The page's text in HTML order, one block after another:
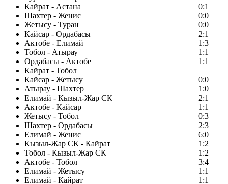
Кайрат - Астана
0:1
Шахтер - Женис
0:0
Жетысу - Туран
0:0
Кайсар - Ордабасы
2:1
Актобе - Елимай
1:3
Тобол - Атырау
1:1
Ордабасы - Актобе
1:1
Кайрат - Тобол
Кайсар - Жетысу
0:0
Атырау - Шахтер
1:0
Елимай - Кызыл-Жар СК
2:1
Актобе - Кайсар
1:1
Жетысу - Тобол
0:3
Шахтер - Ордабасы
2:3
Елимай - Женис
6:0
Кызыл-Жар СК - Кайрат
1:2
Тобол - Кызыл-Жар СК
1:2
Актобе - Тобол
3:4
Елимай - Жетысу
1:1
Елимай - Кайрат
1:1